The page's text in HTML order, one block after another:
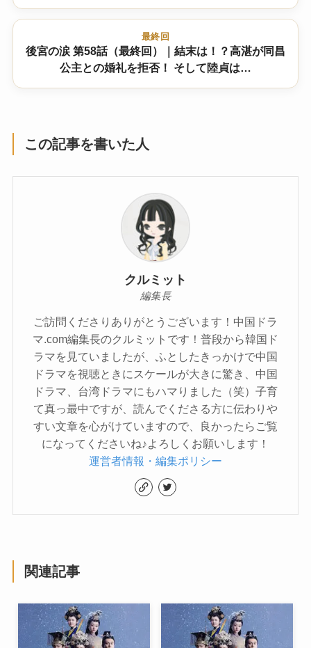
最終回
後宮の涙 第58話（最終回）｜結末は！？高湛が同昌
公主との婚礼を拒否！ そして陸貞は…
この記事を書いた人
クルミット
編集長
ご訪問くださりありがとうございます！中国ドラ
マ.com編集長のクルミットです！普段から韓国ド
ラマを見ていましたが、ふとしたきっかけで中国
ドラマを視聴ときにスケールが大きに驚き、中国
ドラマ、台湾ドラマにもハマりました（笑）子育
て真っ最中ですが、読んでくださる方に伝わりや
すい文章を心がけていますので、良かったらご覧
になってくださいね♪よろしくお願いします！
運営者情報・編集ポリシー
関連記事